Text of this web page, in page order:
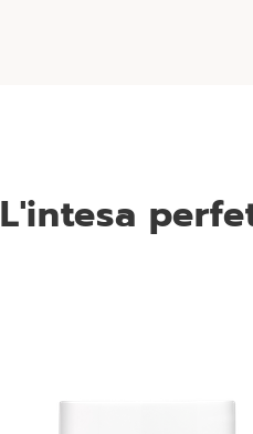
L'intesa